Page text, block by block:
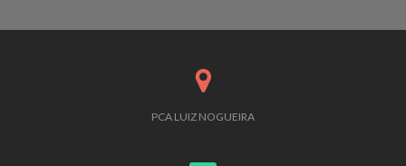
PCA LUIZ NOGUEIRA